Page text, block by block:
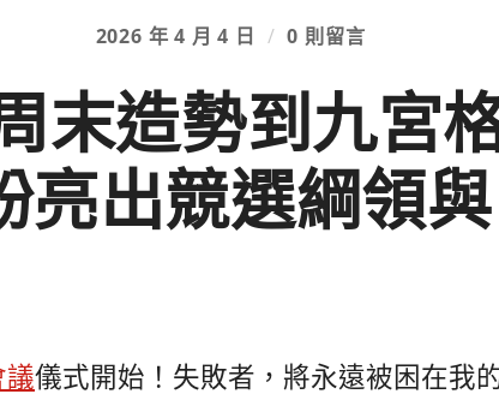
2026 年 4 月 4 日 / 0 則留言
末造勢到九宮
亮出競選綱領
議儀式開始！失敗者，將永遠被困在我